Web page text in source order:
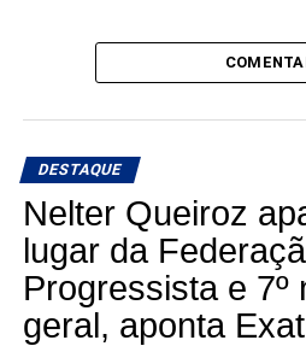
DESTAQUE
Nelter Queiroz
lugar da
Progressista e 7º
geral, aponta